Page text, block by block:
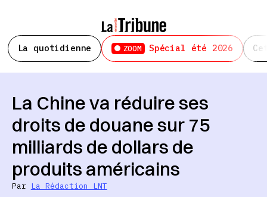
La quotidienne ZOOM Spécial été 2026
La Chine va réduire ses
droits de douane sur 75
milliards de dollars de
produits américains
Par La Rédaction LNT